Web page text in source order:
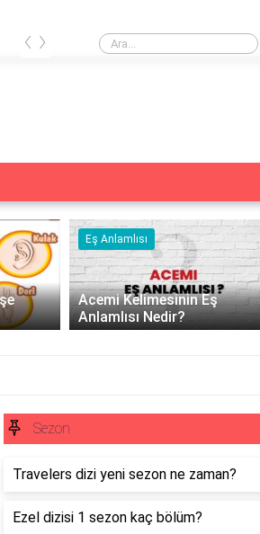
Rüyada Arkadaşının Eşiyle Öpüşmek
‹ ›
Eş Anlamlısı
Aç Kelimesinin Eş Anlamlısı
Nedir?
Sezon
Travelers dizi yeni sezon ne zaman?
Ezel dizisi 1 sezon kaç bölüm?